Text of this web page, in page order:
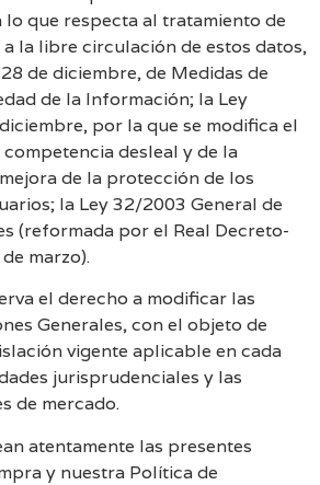
lo que respecta al tratamiento de
la libre circulación de estos datos,
de diciembre, de Medidas de
de la Información; la Ley
por la que se modifica el
desleal y de la
de la protección de los
la Ley 32/2003 General de
(reformada por el Real Decreto-
marzo).
el derecho a modificar las
Generales, con el objeto de
vigente aplicable en cada
jurisprudenciales y las
de mercado.
atentamente las presentes
y nuestra Política de